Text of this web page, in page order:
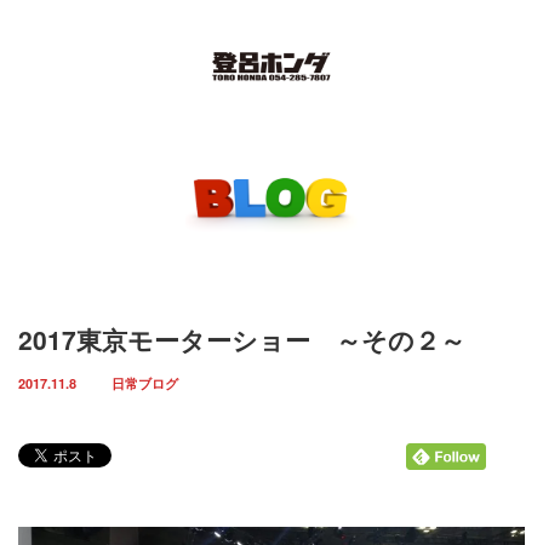
2017東京モーターショー ～その２～
2017.11.8 日常ブログ
お知らせ
スタッフ紹介
店舗案内